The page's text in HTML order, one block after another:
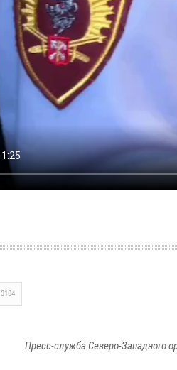
3104
Пресс-служба Северо-Западного